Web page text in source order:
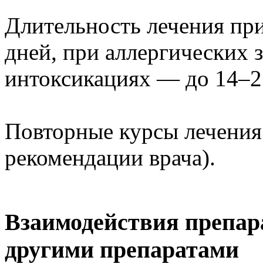
Длительность лечения
дней, при аллергических
интоксикациях — до
Повторные курсы
рекомендации врача).
Взаимодействия
другими препаратами